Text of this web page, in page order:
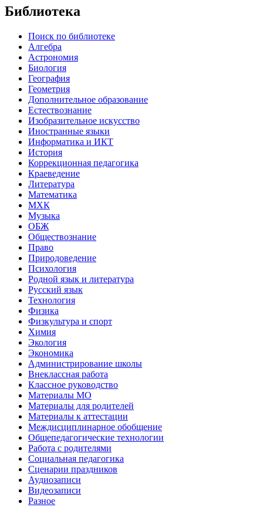
Библиотека
Поиск по библиотеке
Алгебра
Астрономия
Биология
География
Геометрия
Дополнительное образование
Естествознание
Изобразительное искусство
Иностранные языки
Информатика и ИКТ
История
Коррекционная педагогика
Краеведение
Литература
Математика
МХК
Музыка
ОБЖ
Обществознание
Право
Природоведение
Психология
Родной язык и литература
Русский язык
Технология
Физика
Физкультура и спорт
Химия
Экология
Экономика
Администрирование школы
Внеклассная работа
Классное руководство
Материалы МО
Материалы для родителей
Материалы к аттестации
Междисциплинарное обобщение
Общепедагогические технологии
Работа с родителями
Социальная педагогика
Сценарии праздников
Аудиозаписи
Видеозаписи
Разное